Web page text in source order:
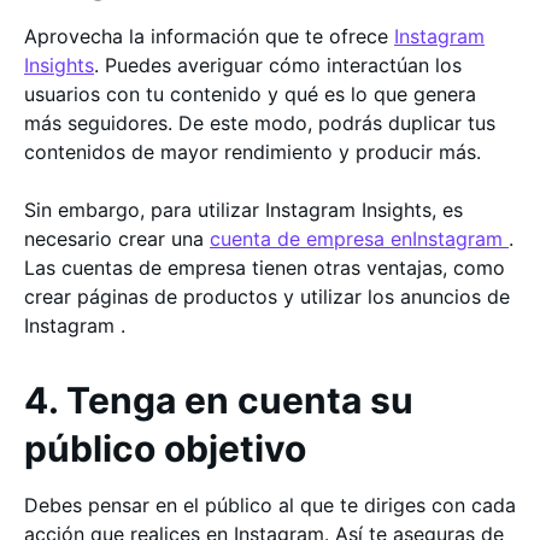
Aprovecha la información que te ofrece Instagram
Insights. Puedes averiguar cómo interactúan los
usuarios con tu contenido y qué es lo que genera
más seguidores. De este modo, podrás duplicar tus
contenidos de mayor rendimiento y producir más.
Sin embargo, para utilizar Instagram Insights, es
necesario crear una cuenta de empresa enInstagram .
Las cuentas de empresa tienen otras ventajas, como
crear páginas de productos y utilizar los anuncios de
Instagram .
4. Tenga en cuenta su
público objetivo
Debes pensar en el público al que te diriges con cada
acción que realices en Instagram. Así te aseguras de